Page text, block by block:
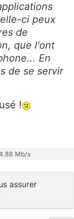
ci peux
de
que l'ont
En
de se servir
!
Mb/s
assurer